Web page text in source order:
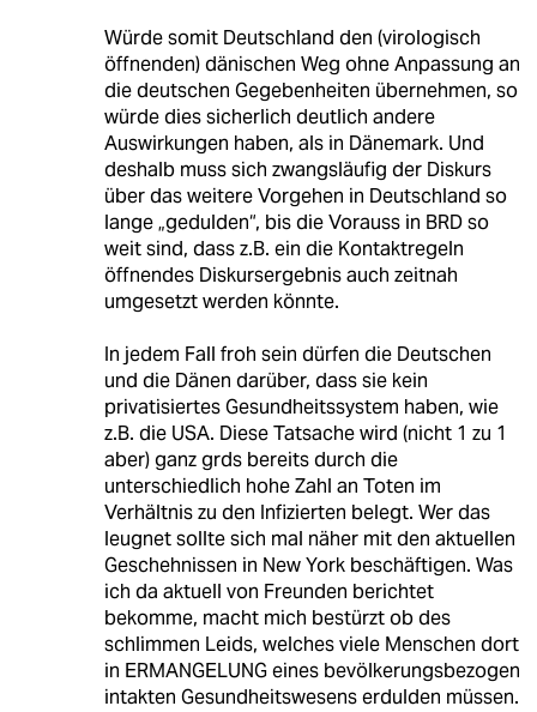
Würde somit Deutschland den (virologisch
öffnenden) dänischen Weg ohne Anpassung an
die deutschen Gegebenheiten übernehmen, so
würde dies sicherlich deutlich andere
Auswirkungen haben, als in Dänemark. Und
deshalb muss sich zwangsläufig der Diskurs
über das weitere Vorgehen in Deutschland so
lange „gedulden“, bis die Vorauss in BRD so
weit sind, dass z.B. ein die Kontaktregeln
öffnendes Diskursergebnis auch zeitnah
umgesetzt werden könnte.
In jedem Fall froh sein dürfen die Deutschen
und die Dänen darüber, dass sie kein
privatisiertes Gesundheitssystem haben, wie
z.B. die USA. Diese Tatsache wird (nicht 1 zu 1
aber) ganz grds bereits durch die
unterschiedlich hohe Zahl an Toten im
Verhältnis zu den Infizierten belegt. Wer das
leugnet sollte sich mal näher mit den aktuellen
Geschehnissen in New York beschäftigen. Was
ich da aktuell von Freunden berichtet
bekomme, macht mich bestürzt ob des
schlimmen Leids, welches viele Menschen dort
in ERMANGELUNG eines bevölkerungsbezogen
intakten Gesundheitswesens erdulden müssen.